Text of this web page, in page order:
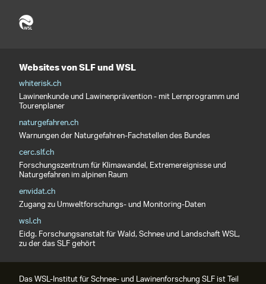
Websites von SLF und WSL
whiterisk.ch
Lawinenkunde und Lawinenprävention - mit Lernprogramm und
Tourenplaner
naturgefahren.ch
Warnungen der Naturgefahren-Fachstellen des Bundes
cerc.slf.ch
Forschungszentrum für Klimawandel, Extremereignisse und
Naturgefahren im alpinen Raum
envidat.ch
Zugang zu Umweltforschungs- und Monitoring-Daten
wsl.ch
Eidg. Forschungsanstalt für Wald, Schnee und Landschaft WSL,
zu der das SLF gehört
Das WSL-Institut für Schnee- und Lawinenforschung SLF ist Teil